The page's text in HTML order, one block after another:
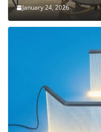
January 24, 2026